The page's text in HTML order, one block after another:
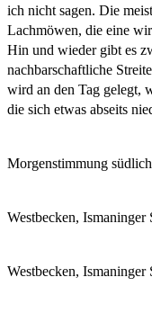
ich nicht sagen. Die
Lachmöwen, die eine
Hin und wieder gibt es
nachbarschaftliche
wird an den Tag gelegt,
die sich etwas abseits
Morgenstimmung
Westbecken, Ismaninger
Westbecken, Ismaninger